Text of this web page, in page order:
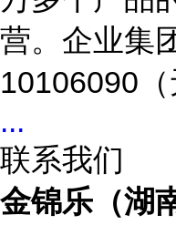
营。企业集
10106090（
...
联系我们
金锦乐（湖